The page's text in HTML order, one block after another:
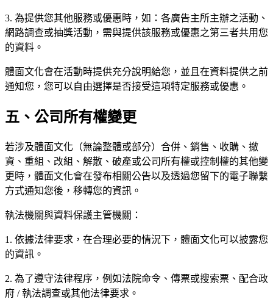
3. 為提供您其他服務或優惠時，如：各廣告主所主辦之活動、
網路調查或抽獎活動，需與提供該服務或優惠之第三者共用您
的資料。
體面文化會在活動時提供充分說明給您，並且在資料提供之前
通知您，您可以自由選擇是否接受這項特定服務或優惠。
五、公司所有權變更
若涉及體面文化（無論整體或部分）合併、銷售、收購、撤
資、重組、改組、解散、破產或公司所有權或控制權的其他變
更時，體面文化會在發布相關公告以及透過您留下的電子聯繫
方式通知您後，移轉您的資訊。
執法機關與資料保護主管機關：
1. 依據法律要求，在合理必要的情況下，體面文化可以披露您
的資訊。
2. 為了遵守法律程序，例如法院命令、傳票或搜索票、配合政
府 / 執法調查或其他法律要求。